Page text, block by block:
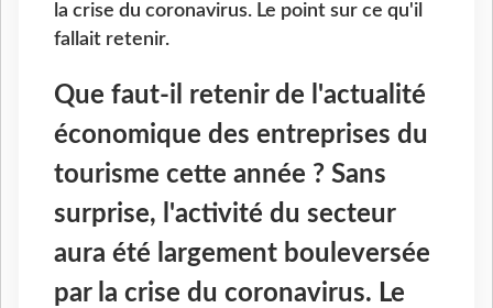
la crise du coronavirus. Le point sur ce qu'il
fallait retenir.
Que faut-il retenir de l'actualité
économique des entreprises du
tourisme cette année ? Sans
surprise, l'activité du secteur
aura été largement bouleversée
par la crise du coronavirus. Le